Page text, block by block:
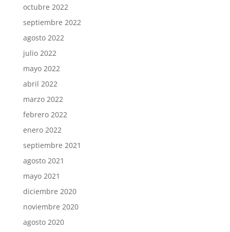
octubre 2022
septiembre 2022
agosto 2022
julio 2022
mayo 2022
abril 2022
marzo 2022
febrero 2022
enero 2022
septiembre 2021
agosto 2021
mayo 2021
diciembre 2020
noviembre 2020
agosto 2020